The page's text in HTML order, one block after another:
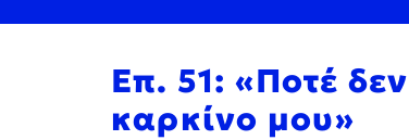
Επ. 51: «Ποτέ
καρκίνο μου»